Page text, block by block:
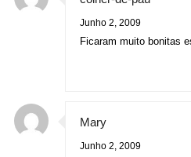
Junho 2, 2009
Ficaram muito bonitas
Mary
Junho 2, 2009